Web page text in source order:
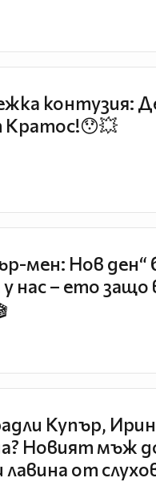
контузия:
Кратос!😯💥
мен: Нов ден“
нас – ето защо
Купър,
Новият мъж
лавина от